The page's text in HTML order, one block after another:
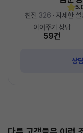
친절 326 · 자세한 설
이어주기 상담
59건
상